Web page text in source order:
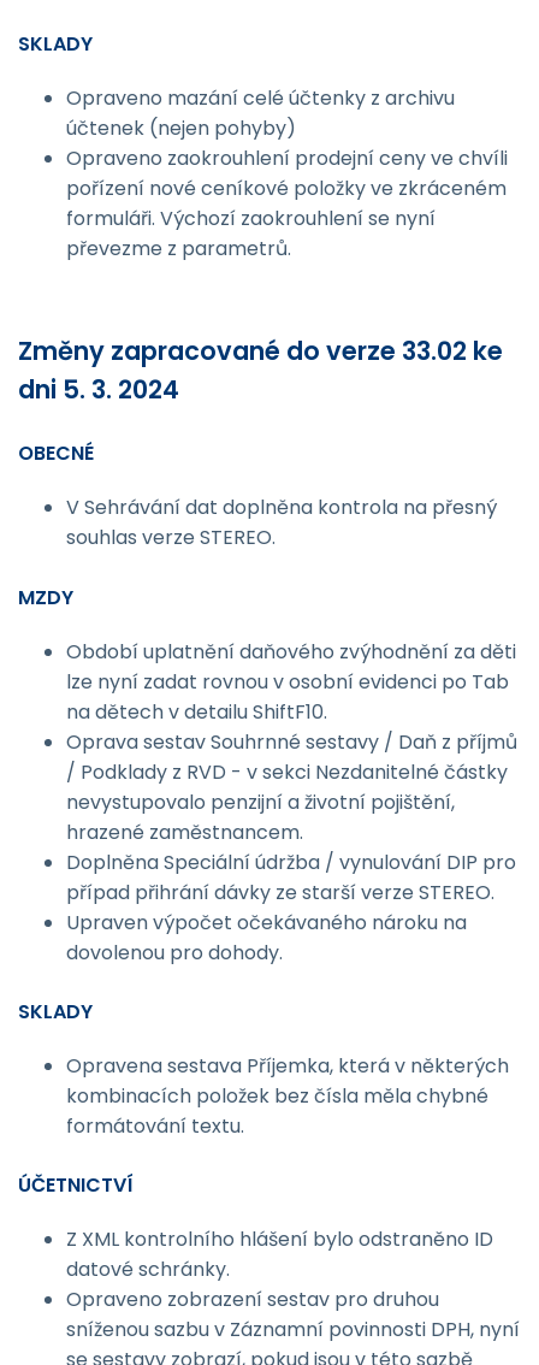
SKLADY
Opraveno mazání celé účtenky z archivu
účtenek (nejen pohyby)
Opraveno zaokrouhlení prodejní ceny ve chvíli
pořízení nové ceníkové položky ve zkráceném
formuláři. Výchozí zaokrouhlení se nyní
převezme z parametrů.
Změny zapracované do verze 33.02 ke
dni 5. 3. 2024
OBECNÉ
V Sehrávání dat doplněna kontrola na přesný
souhlas verze STEREO.
MZDY
Období uplatnění daňového zvýhodnění za děti
lze nyní zadat rovnou v osobní evidenci po Tab
na dětech v detailu ShiftF10.
Oprava sestav Souhrnné sestavy / Daň z příjmů
/ Podklady z RVD - v sekci Nezdanitelné částky
nevystupovalo penzijní a životní pojištění,
hrazené zaměstnancem.
Doplněna Speciální údržba / vynulování DIP pro
případ přihrání dávky ze starší verze STEREO.
Upraven výpočet očekávaného nároku na
dovolenou pro dohody.
SKLADY
Opravena sestava Příjemka, která v některých
kombinacích položek bez čísla měla chybné
formátování textu.
ÚČETNICTVÍ
Z XML kontrolního hlášení bylo odstraněno ID
datové schránky.
Opraveno zobrazení sestav pro druhou
sníženou sazbu v Záznamní povinnosti DPH, nyní